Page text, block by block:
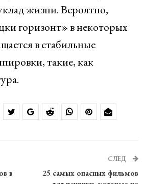
жизни. Вероятно,
горизонт» в некоторых
в стабильные
такие, как
в
СЛЕД
25 самых опасных фильмов